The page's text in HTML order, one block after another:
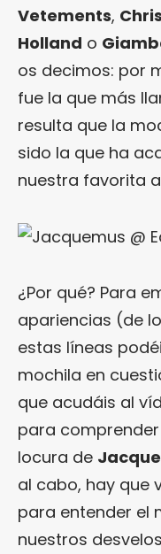
Vetements,
Holland o
os decimos: por
fue la que más
resulta que la
sido la que ha
nuestra favorita
¿Por qué? Para
apariencias (de
estas líneas
mochila en
que acudáis al
para
locura de
al cabo, hay que
para entender el
nuestros